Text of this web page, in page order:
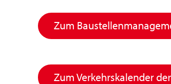
Zum
Zum Verkehrskalender